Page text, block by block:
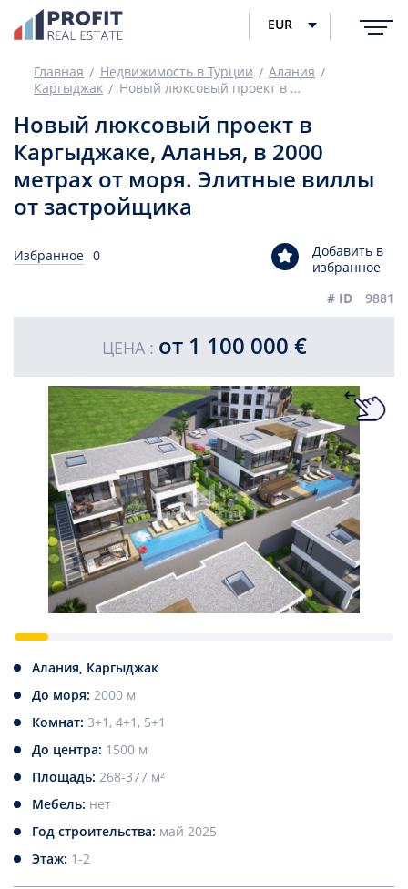
EUR
Главная Недвижимость в Турции
Алания
Каргыджак
Новый люксовый проект в Каргыджаке, Аланья, в 2000 метрах от моря. Элитные виллы от застройщика
Новый люксовый проект в
Каргыджаке, Аланья, в 2000
метрах от моря. Элитные виллы
от застройщика
Избранное 0
Добавить в
избранное
# ID
9881
ЦЕНА : от 1 100 000 €
Алания, Каргыджак
До моря: 2000 м
Комнат: 3+1, 4+1, 5+1
До центра: 1500 м
Площадь: 268-377 м²
Мебель: нет
Год строительства: май 2025
Этаж: 1-2